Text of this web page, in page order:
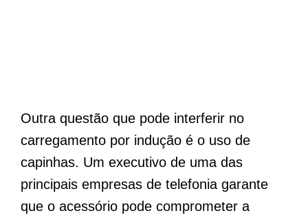
Outra questão que pode interferir no
carregamento por indução é o uso de
capinhas. Um executivo de uma das
principais empresas de telefonia garante
que o acessório pode comprometer a